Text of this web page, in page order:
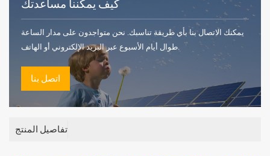
كيف يمكننا مساعدتك
يمكنك الاتصال بنا بأي طريقة تناسبك. نحن متواجدون على مدار الساعة
طوال أيام الأسبوع عبر البريد الإلكتروني أو الهاتف.
اتصل بنا
تفاصيل المنتج